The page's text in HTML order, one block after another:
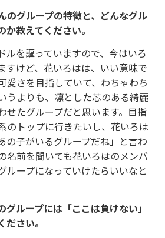
のグループの特徴と、どんなグル
教えてください。
ルを謳っていますので、今はいろ
すけど、花いろはは、いい意味で
愛さを目指していて、わちゃわち
うよりも、凛とした芯のある綺麗
せたグループだと思います。目指
のトップに行きたいし、花いろは
の子がいるグループだね」と言わ
名前を聞いても花いろはのメンバ
ループになっていけたらいいなと
ループには「ここは負けない」
さい。